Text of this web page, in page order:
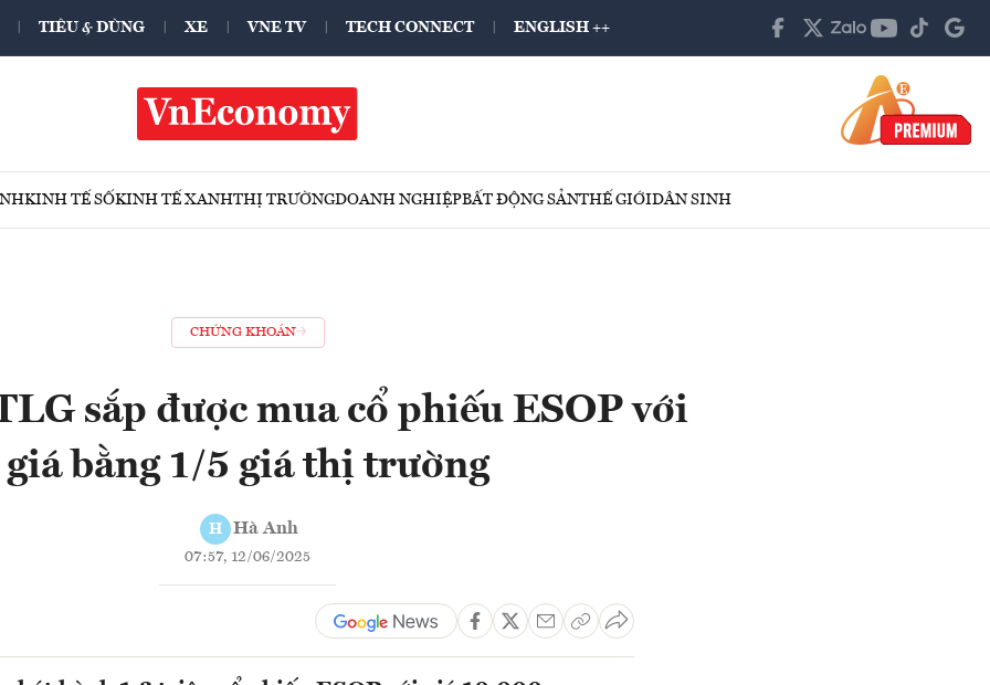
TIÊU & DÙNG XE VNE TV TECH CONNECT ENGLISH ++
KINH TẾ SỐKINH TẾ XANHTHỊ TRƯỜNGDOANH NGHIỆPBẤT ĐỘNG SẢNTHẾ GIỚIDÂN SINH
CHỨNG KHOÁN
sắp được mua cổ phiếu ESOP với
giá bằng 1/5 giá thị trường
H Hà Anh
07:57, 12/06/2025